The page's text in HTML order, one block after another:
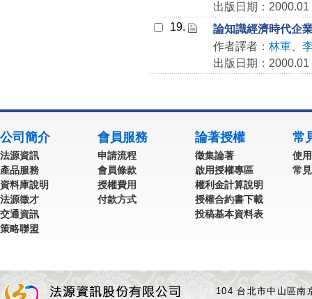
出版日期：2000.01
19.
論知識經濟時代企
作者譯者： 林軍、
出版日期：2000.01
公司簡介
法源資訊
產品服務
資料庫說明
法源徵才
交通資訊
策略聯盟
會員服務
申請流程
會員條款
授權費用
付款方式
論著授權
徵集論著
啟用授權專區
權利金計算說明
授權合約書下載
投稿基本資料表
常
使
常
104 台北市中山區